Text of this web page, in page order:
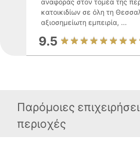
αναφοράς στον τομέα της
κατοικιδίων σε όλη τη
αξιοσημείωτη εμπειρία, ...
9.5
Παρόμοιες
περιοχές